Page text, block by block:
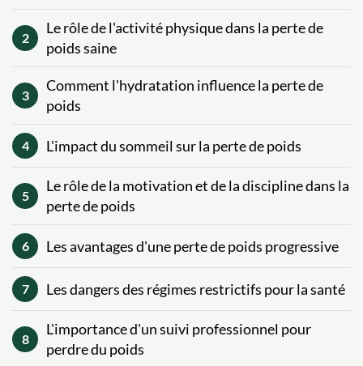
2
Le rôle de l'activité physique dans la perte de
poids saine
3
Comment l'hydratation influence la perte de
poids
4 L'impact du sommeil sur la perte de poids
5
Le rôle de la motivation et de la discipline dans la
perte de poids
6 Les avantages d'une perte de poids progressive
7 Les dangers des régimes restrictifs pour la santé
8
L'importance d'un suivi professionnel pour
perdre du poids